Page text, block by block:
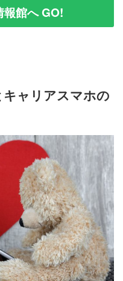
館へ GO!
キャリアスマホの